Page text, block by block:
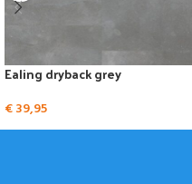
Ealing dryback grey
€39,95